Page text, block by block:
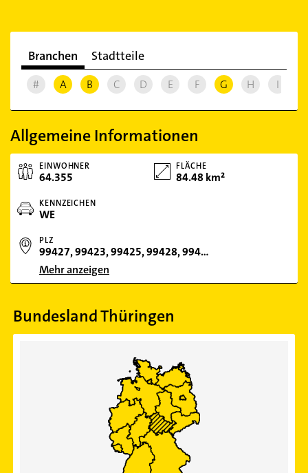
Branchen Stadtteile
# A B C D E F G H I
Allgemeine Informationen
EINWOHNER
64.355
FLÄCHE
84.48 km²
KENNZEICHEN
WE
PLZ
99427, 99423, 99425, 99428, 99401
Mehr anzeigen
Bundesland Thüringen